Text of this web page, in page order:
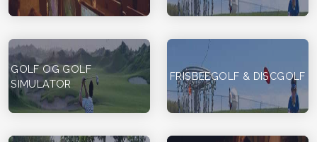
GOLF OG GOLF
SIMULATOR
FRISBEEGOLF & DISCGOLF